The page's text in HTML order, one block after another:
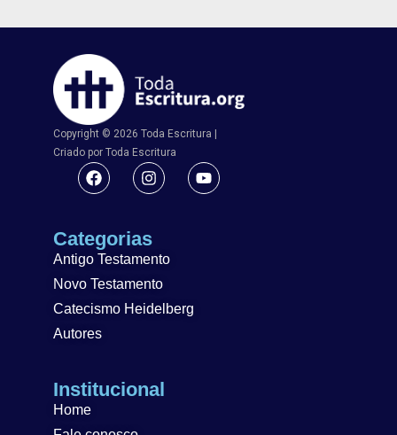
Copyright © 2026 Toda Escritura |
Criado por Toda Escritura
Categorias
Antigo Testamento
Novo Testamento
Catecismo Heidelberg
Autores
Institucional
Home